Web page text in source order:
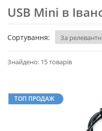
USB Mini в
Сортування:
Знайдено: 15 товарів
ТОП ПРОДАЖ